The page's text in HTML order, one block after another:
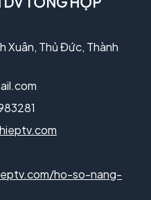
Xuân, Thủ Đức, Thành
ho-so-nang-